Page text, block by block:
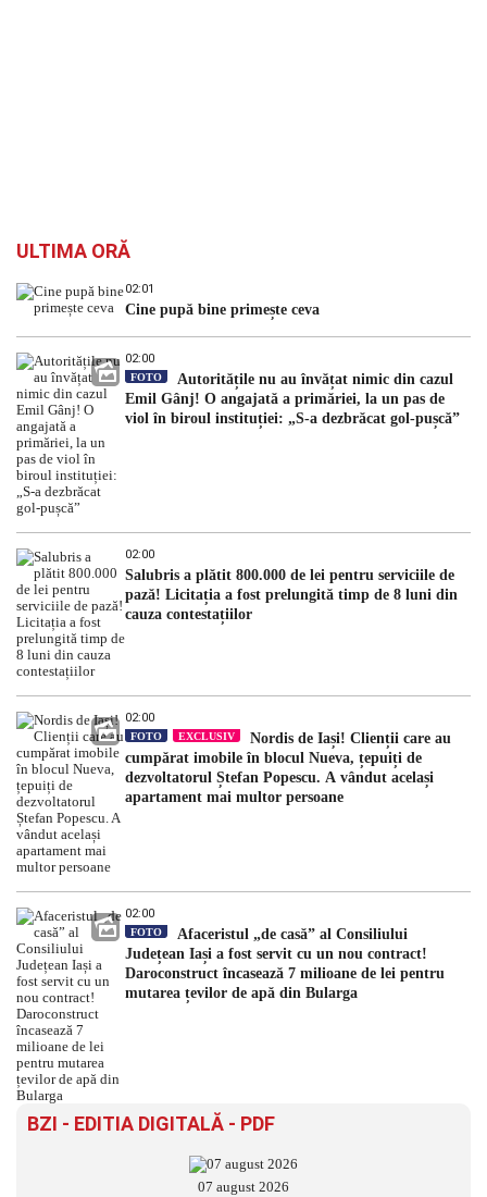
ULTIMA ORĂ
02:01
Cine pupă bine primește ceva
02:00
FOTO
Autoritățile nu au învățat nimic din cazul
Emil Gânj! O angajată a primăriei, la un pas de
viol în biroul instituției: „S-a dezbrăcat gol-pușcă”
02:00
Salubris a plătit 800.000 de lei pentru serviciile de
pază! Licitația a fost prelungită timp de 8 luni din
cauza contestațiilor
02:00
FOTO EXCLUSIV
Nordis de Iași! Clienții care au
cumpărat imobile în blocul Nueva, țepuiți de
dezvoltatorul Ștefan Popescu. A vândut același
apartament mai multor persoane
02:00
FOTO
Afaceristul „de casă” al Consiliului
Județean Iași a fost servit cu un nou contract!
Daroconstruct încasează 7 milioane de lei pentru
mutarea țevilor de apă din Bularga
BZI - EDITIA DIGITALĂ - PDF
07 august 2026